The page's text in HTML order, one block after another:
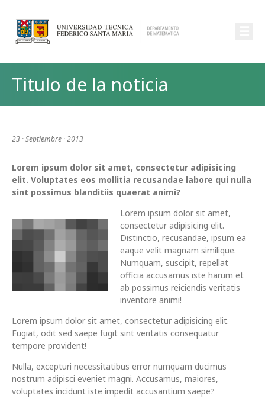
Titulo de la noticia
23 · Septiembre · 2013
Lorem ipsum dolor sit amet, consectetur adipisicing
elit. Voluptates eos mollitia recusandae labore qui nulla
sint possimus blanditiis quaerat animi?
Lorem ipsum dolor sit amet,
consectetur adipisicing elit.
Distinctio, recusandae, ipsum ea
eaque velit magnam similique.
Numquam, suscipit, repellat
officia accusamus iste harum et
ab possimus reiciendis veritatis
inventore animi!
Lorem ipsum dolor sit amet, consectetur adipisicing elit.
Fugiat, odit sed saepe fugit sint veritatis consequatur
tempore provident!
Nulla, excepturi necessitatibus error numquam ducimus
nostrum adipisci eveniet magni. Accusamus, maiores,
voluptates incidunt iste impedit accusantium saepe?